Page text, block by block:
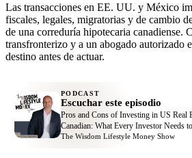
Las transacciones en EE. UU. y México
fiscales, legales, migratorias y de cambio
de una correduría hipotecaria canadiense.
transfronterizo y a un abogado autorizado
destino antes de actuar.
PODCAST
Escuchar este episodio
Pros and Cons of Investing in US Real
Canadian: What Every Investor Needs
The Wisdom Lifestyle Money Show